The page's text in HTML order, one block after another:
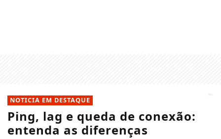
NOTICIA EM DESTAQUE
Ping, lag e queda de conexão:
entenda as diferenças